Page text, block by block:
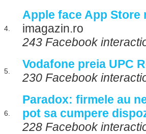
4.
Apple face App
imagazin.ro
243 Facebook
5.
Vodafone preia UPC
230 Facebook
6.
Paradox: firmele au
pot sa cumpere
228 Facebook